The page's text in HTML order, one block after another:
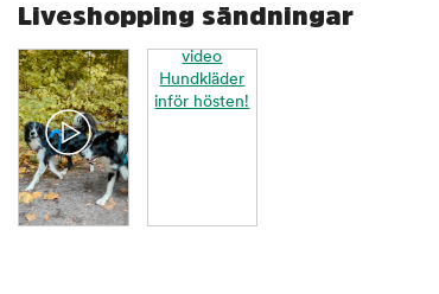
Liveshopping sändningar